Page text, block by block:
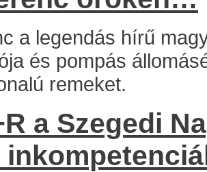
a legendás hírű
és pompás
remeket.
a Szegedi